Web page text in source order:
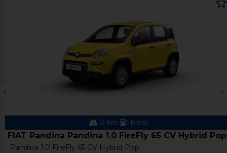
0 km ibrida
FIAT Pandina Pandina 1.0 FireFly 65 CV Hybrid Pop
Pandina 1.0 FireFly 65 CV Hybrid Pop